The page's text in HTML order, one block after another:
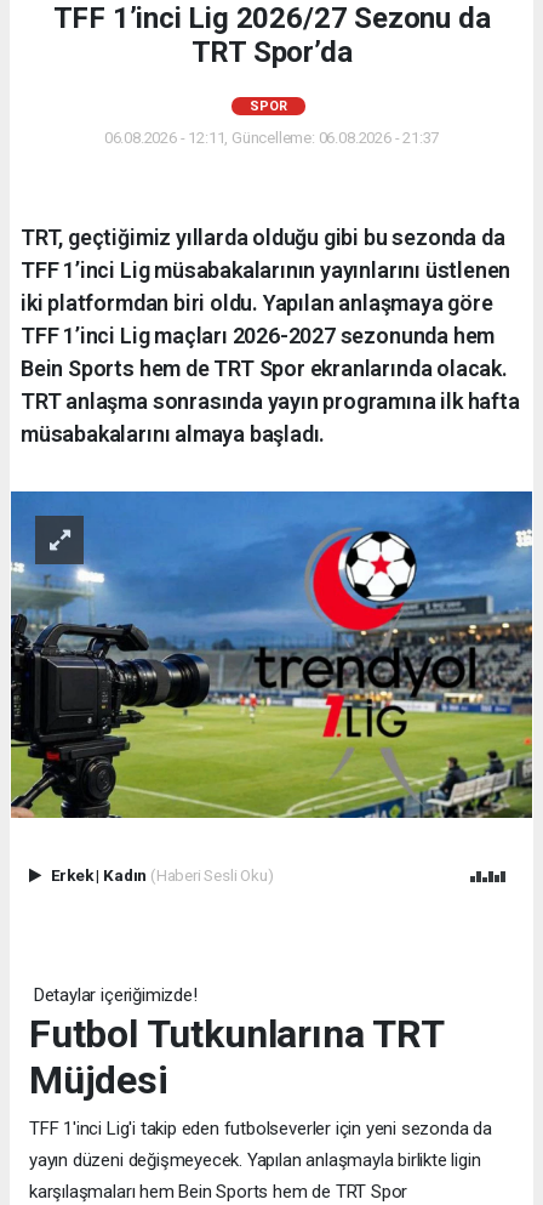
TFF 1’inci Lig 2026/27 Sezonu da
TRT Spor’da
SPOR
06.08.2026 - 12:11, Güncelleme: 06.08.2026 - 21:37
TRT, geçtiğimiz yıllarda olduğu gibi bu sezonda da
TFF 1’inci Lig müsabakalarının yayınlarını üstlenen
iki platformdan biri oldu. Yapılan anlaşmaya göre
TFF 1’inci Lig maçları 2026-2027 sezonunda hem
Bein Sports hem de TRT Spor ekranlarında olacak.
TRT anlaşma sonrasında yayın programına ilk hafta
müsabakalarını almaya başladı.
Erkek| Kadın (Haberi Sesli Oku)
Detaylar içeriğimizde!
Futbol Tutkunlarına TRT
Müjdesi
TFF 1'inci Lig'i takip eden futbolseverler için yeni sezonda da
yayın düzeni değişmeyecek. Yapılan anlaşmayla birlikte ligin
karşılaşmaları hem Bein Sports hem de TRT Spor